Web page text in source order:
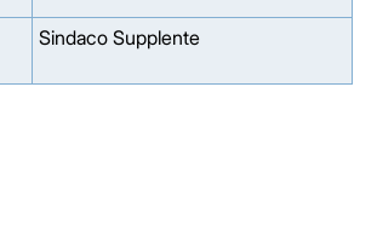
Sindaco Supplente